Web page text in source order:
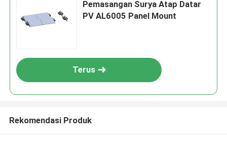
Pemasangan Surya Atap Datar
PV AL6005 Panel Mount
Terus
Rekomendasi Produk